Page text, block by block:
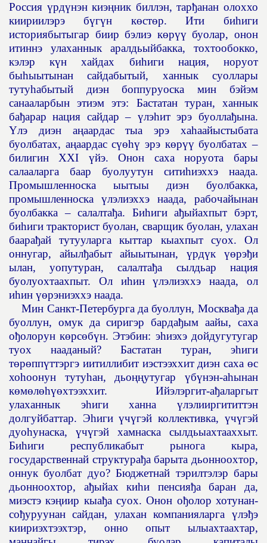
Россия үрдүнэн киэңник биллэн, тарђанан олоххо
киириилэрэ бүгүн көстөр. Ити биһиги
историябытыгар биир бэлиэ көрүүбуолар, онон
итиннэ улаханнык аралдьыйбакка, тохтообокко,
кэлэр күн хайдах биһиги нация, норуот
быһыытынан сайдабытый, ханнык суоллары
тутуһабытый диэн боппуруоска мин бэйэм
санааларбын этиэм этэ: Бастатан туран, ханнык
бађарар нация сайдар – үлэһит эрэ буоллађына.
Үлэ диэн аңаардас тыа эрэ хаһаайыстыбата
буолбатах, аңаардас сүөһү эрэ көрүүбуолбатах –
билигин ХХI үйэ. Онон саха норуота бары
салааларга баар буолуутун ситиһиэххэ наада.
Промышленноска ыытыы диэн буолбакка,
промышленноска үлэлиэххэ наада, рабочайынан
буолбакка – салалтађа. Биһиги ађыйахпыт бэрт,
биһиги тракторист буолан, сварщик буолан, улахан
баарађай тутууларга кыттар кыахпыт суох. Ол
оннугар, айылђабыт айыытынан,үрдүк үөрэђи
ылан, уопутуран, салалтађа сылдьар нация
буолуохтаахпыт. Ол иһинүлэлиэххэ наада, ол
иһин үөрэниэххэ наада.
Мин Санкт-Петербурга да буоллун, Москвађа да
буоллун, омук да сиригэр бардађым аайы, саха
ођолорун көрсөбүн. Этэбин: эһиэхэ дойдугутугар
туох нааданый? Бастатан туран, эһиги
төрөппүттэргэ иитиллибит иэстээххит диэн саха өс
хоһоонун тутуһан, дьоңңутугар үбүнэн-аһынан
көмөлөһүөхтээххит. Ийэлэргит-ађаларгыт
улаханнык эһиги ханна үлэлииргититтэн
долгуйбаттар. Эһигиүчүгэй коллективка, үчүгэй
дуоһунаска, үчүгэй хамнаска сылдьыахтааххыт.
Биһиги республикабыт рынога кыра,
государственнай структурађа барыта дьонноохтор,
оннук буолбат дуо? Бюджетнай тэрилтэлэр бары
дьонноохтор, ађыйах киһи пенсияђа баран да,
миэстэ кэңиир кыађа суох. Онон ођолор хотунан-
сођуруунан сайдан, улахан компанияларга үлэђэ
киириэхтээхтэр, онно опыт ылыахтаахтар,